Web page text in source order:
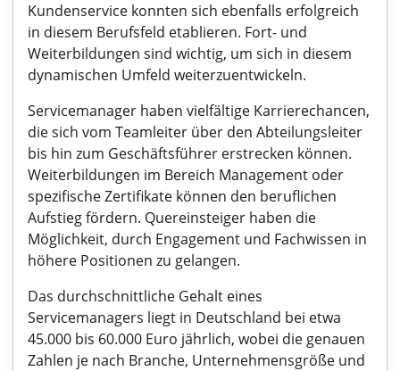
Kundenservice konnten sich ebenfalls erfolgreich
in diesem Berufsfeld etablieren. Fort- und
Weiterbildungen sind wichtig, um sich in diesem
dynamischen Umfeld weiterzuentwickeln.
Servicemanager haben vielfältige Karrierechancen,
die sich vom Teamleiter über den Abteilungsleiter
bis hin zum Geschäftsführer erstrecken können.
Weiterbildungen im Bereich Management oder
spezifische Zertifikate können den beruflichen
Aufstieg fördern. Quereinsteiger haben die
Möglichkeit, durch Engagement und Fachwissen in
höhere Positionen zu gelangen.
Das durchschnittliche Gehalt eines
Servicemanagers liegt in Deutschland bei etwa
45.000 bis 60.000 Euro jährlich, wobei die genauen
Zahlen je nach Branche, Unternehmensgröße und